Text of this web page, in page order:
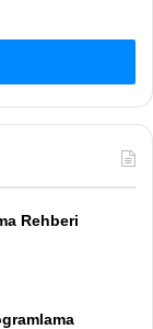
Rehberi